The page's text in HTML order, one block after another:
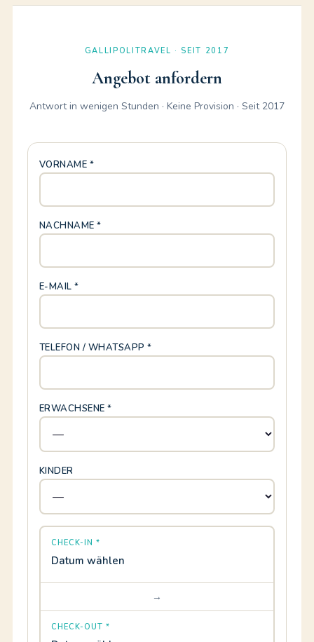
GALLIPOLITRAVEL · SEIT 2017
Angebot anfordern
Antwort in wenigen Stunden · Keine Provision · Seit 2017
VORNAME *
NACHNAME *
E-MAIL *
TELEFON / WHATSAPP *
ERWACHSENE *
KINDER
CHECK-IN *
Datum wählen
→
CHECK-OUT *